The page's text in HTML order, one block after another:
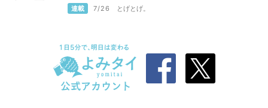
連載 7/26 とげとげ。